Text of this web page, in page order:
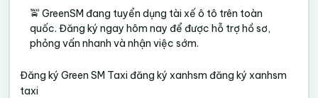
🚖 GreenSM đang tuyển dụng tài xế ô tô trên toàn
quốc. Đăng ký ngay hôm nay để được hỗ trợ hồ sơ,
phỏng vấn nhanh và nhận việc sớm.
Đăng ký Green SM Taxi đăng ký xanhsm đăng ký xanhsm
taxi